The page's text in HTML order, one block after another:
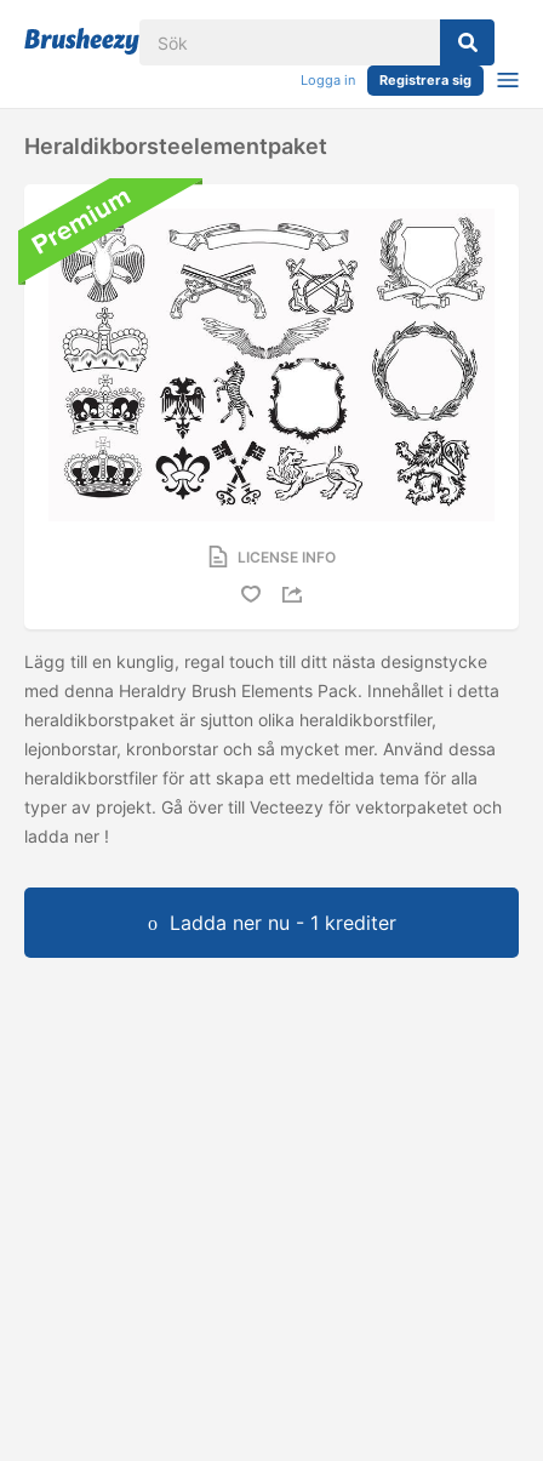
Logga in Registrera sig
Heraldikborsteelementpaket
LICENSE INFO
Lägg till en kunglig, regal touch till ditt nästa designstycke
med denna Heraldry Brush Elements Pack. Innehållet i detta
heraldikborstpaket är sjutton olika heraldikborstfiler,
lejonborstar, kronborstar och så mycket mer. Använd dessa
heraldikborstfiler för att skapa ett medeltida tema för alla
typer av projekt. Gå över till Vecteezy för vektorpaketet och
ladda ner !
Ladda ner nu - 1 krediter